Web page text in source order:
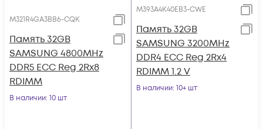
M321R4GA3BB6-CQK
Память 32GB
SAMSUNG 4800MHz
DDR5 ECC Reg 2Rx8
RDIMM
В наличии: 10 шт
M393A4K40EB3-CWE
Память 32GB
SAMSUNG 3200MHz
DDR4 ECC Reg 2Rx4
RDIMM 1.2 V
В наличии: 10+ шт